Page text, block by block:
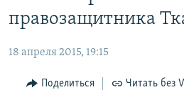
главной
навигации
Вернутся
11 ЛЕТ ОККУПАЦИИ КРЫМА. 11
ЕЩЕ
ИНТЕРАКТИВ
РАДІО СВОБОДА
правозащитника
18 апреля 2015, 19:15
Поделиться Читать без